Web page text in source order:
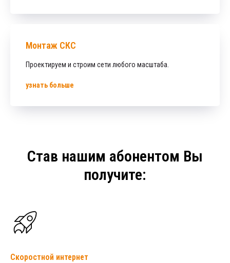
Монтаж СКС
Проектируем и строим сети любого масштаба.
узнать больше
Став нашим абонентом Вы
получите:
Скоростной интернет